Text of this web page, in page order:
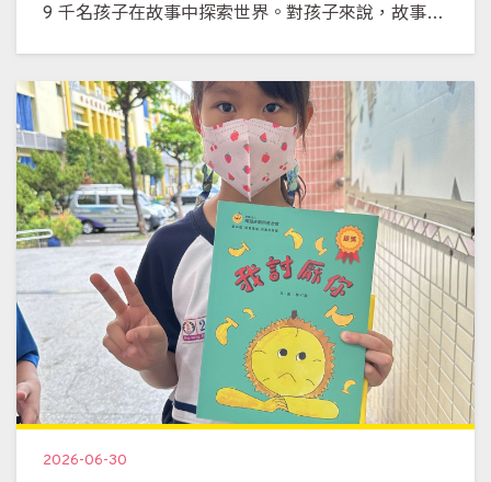
9 千名孩子在故事中探索世界。對孩子來說，故事的
2026-06-30